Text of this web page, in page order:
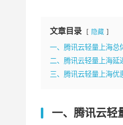
文章目录 隐藏
一、腾讯云轻量上海总
二、腾讯云轻量上海延
三、腾讯云轻量上海优
一、腾讯云轻